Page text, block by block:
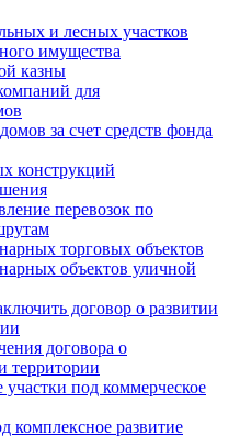
и лесных участков
имущества
казны
для
за счет средств фонда
конструкций
перевозок по
торговых объектов
объектов уличной
договор о развитии
договора о
территории
под коммерческое
комплексное развитие